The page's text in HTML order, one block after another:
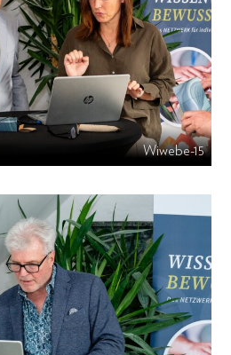
Wiwebe-15